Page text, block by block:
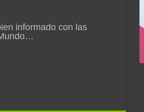
informado con las